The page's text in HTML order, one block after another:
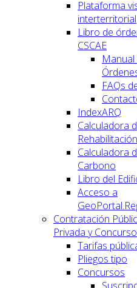
Plataforma
interterritorial
Libro de
CSCAE
FAQs
IndexARQ
Calculadora
Rehabilitación
Calculadora
Carbono
Libro del
Acceso a
Contratación
Privada y
Tarifas
Pliegos tipo
Concursos